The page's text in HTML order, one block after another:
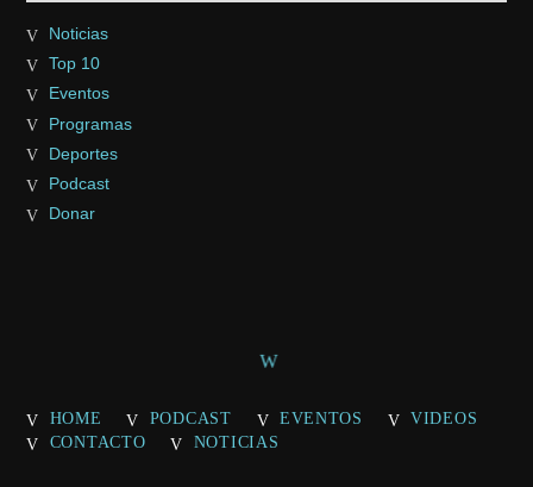
Noticias
Top 10
Eventos
Programas
Deportes
Podcast
Donar
HOME PODCAST EVENTOS
VIDEOS
CONTACTO
NOTICIAS